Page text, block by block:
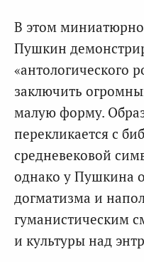
В этом
Пушкин
«антологического
заключить
малую форму.
перекликается с
средневековой
однако у Пушкина
догматизма и
гуманистическим
и культуры над